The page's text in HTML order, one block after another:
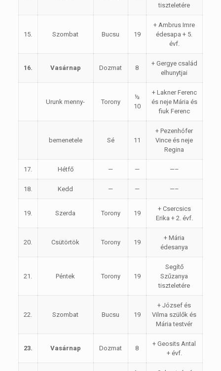
tiszteletére
15. Szombat Bucsu 19
+ Ambrus Imre
édesapa + 5.
évf.
16. Vasárnap Dozmat 8
+ Gergye család
elhunytjai
Urunk menny- Torony
½
10
+ Lakner Ferenc
és neje Mária és
fiuk Ferenc
bemenetele Sé 11
+ Pezenhófer
Vince és neje
Regina
17. Hétfő — — —–
18. Kedd — — —–
19. Szerda Torony 19
+ Csercsics
Erika + 2. évf.
20. Csütörtök Torony 19
+ Mária
édesanya
21. Péntek Torony 19
Segítő
Szűzanya
tiszteletére
22. Szombat Bucsu 19
+ József és
Vilma szülők és
Mária testvér
23. Vasárnap Dozmat 8
+ Geosits Antal
+ évf.